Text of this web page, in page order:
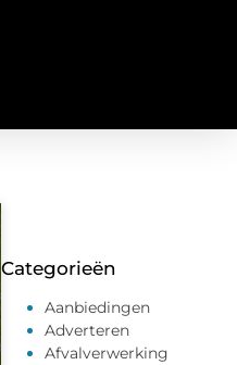
Categorieën
Aanbiedingen
Adverteren
Afvalverwerking